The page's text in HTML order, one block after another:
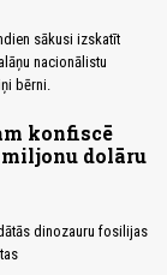
sākusi izskatīt
nacionālistu
bērni.
konfiscē
dolāru
dinozauru fosilijas